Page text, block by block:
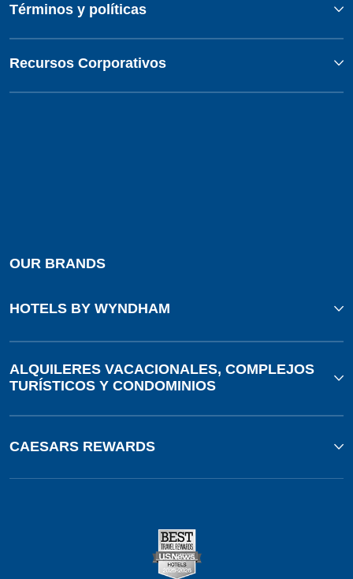
Términos y políticas
Recursos Corporativos
OUR BRANDS
HOTELS BY WYNDHAM
ALQUILERES VACACIONALES, COMPLEJOS
TURÍSTICOS Y CONDOMINIOS
CAESARS REWARDS